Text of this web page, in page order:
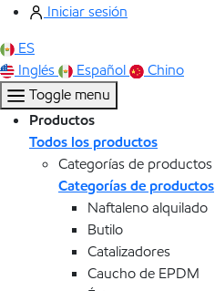
Iniciar sesión
ES
Inglés
Español
Chino
Toggle menu
Productos
Todos los productos
Categorías de productos
Categorías de productos
Naftaleno alquilado
Butilo
Catalizadores
Caucho de EPDM